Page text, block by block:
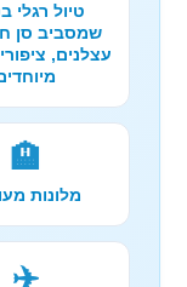
טיול רגלי
שמסביב סן
עצלנים,
🏨
מלונות
✈️